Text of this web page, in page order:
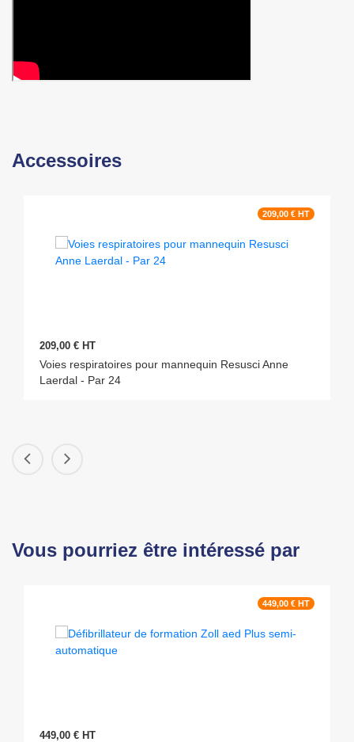
Accessoires
209,00 € HT
209,00 € HT
Voies respiratoires pour mannequin Resusci Anne
Laerdal - Par 24
Vous pourriez être intéressé par
449,00 € HT
449,00 € HT